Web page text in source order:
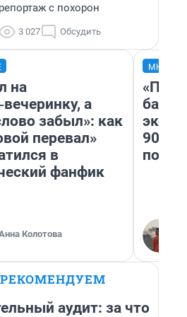
репортаж с похорон
3 027 Обсудить
на
а
забыл»: как
перевал»
в
фанфик
Колотова
90-х
РЕКОМЕНДУЕМ
аудит: за что